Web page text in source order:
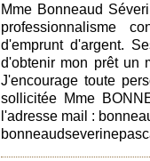
Mme Bonneaud
professionnalisme
d'emprunt d'argent.
d'obtenir mon prêt un
J'encourage toute
sollicitée Mme
l'adresse mail :